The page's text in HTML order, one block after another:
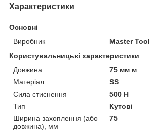
Характеристики
Основні
Виробник
Master Tool
Користувальницькі характеристики
Довжина
75 мм м
Матеріал
SS
Сила стиснення
500 Н
Тип
Кутові
Ширина захоплення (або
довжина), мм
75